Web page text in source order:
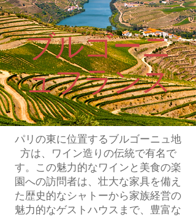
ブルゴーニ
ュフランス
パリの東に位置するブルゴーニュ地
方は、ワイン造りの伝統で有名で
す。この魅力的なワインと美食の楽
園への訪問者は、壮大な家具を備え
た歴史的なシャトーから家族経営の
魅力的なゲストハウスまで、豊富な